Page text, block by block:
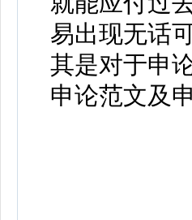
易出现无话
其是对于申
申论范文及